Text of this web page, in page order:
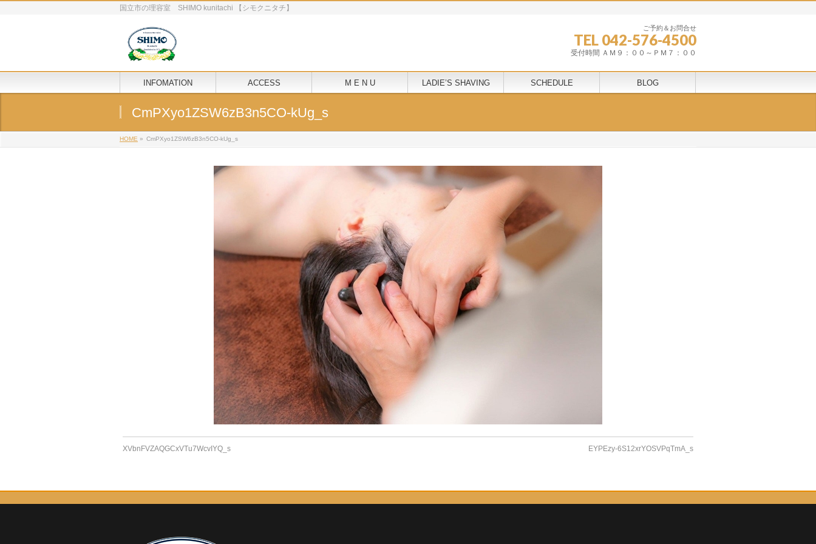
国立市の理容室 SHIMO kunitachi 【シモクニタチ】
ご予約＆お問合せ
TEL 042-576-4500
受付時間 ＡＭ９：００～ＰＭ７：００
INFOMATION ACCESS M E N U LADIE’S SHAVING SCHEDULE BLOG
CmPXyo1ZSW6zB3n5CO-kUg_s
HOME » CmPXyo1ZSW6zB3n5CO-kUg_s
XVbnFVZAQGCxVTu7WcvIYQ_s EYPEzy-6S12xrYOSVPqTmA_s